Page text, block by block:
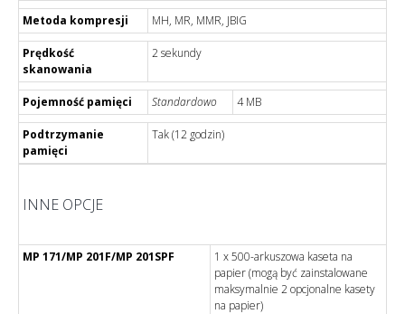
Metoda kompresji MH, MR, MMR, JBIG
Prędkość
skanowania
2 sekundy
Pojemność pamięci Standardowo 4 MB
Podtrzymanie
pamięci
Tak (12 godzin)
INNE OPCJE
MP 171/MP 201F/MP 201SPF
1 x 500-arkuszowa kaseta na
papier (mogą być zainstalowane
maksymalnie 2 opcjonalne kasety
na papier)